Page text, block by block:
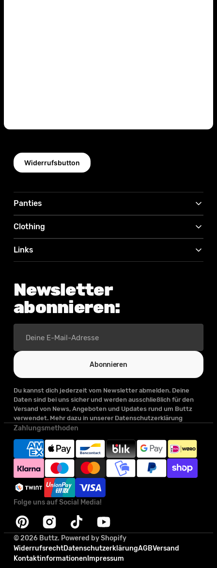
Widerrufsbutton
Panties
Clothing
Links
Newsletter
abonnieren:
Mail-
Adresse
Abonnieren
Du kannst dich jederzeit vom Newsletter abmelden. Deine
Daten sind bei uns sicher und werden ausschließlich für den
Versand von News, Angeboten und Updates rund um Buttz
verwendet. Mehr dazu in unserer Datenschutzerklärung
Zahlungsmethoden
Folge uns auf Social Media!
Pinterest Instagram TikTok YouTube
© 2026 Buttz. Powered by Shopify
WiderrufsrechtDatenschutzerklärungAGBVersand
Kontaktinformationen Impressum